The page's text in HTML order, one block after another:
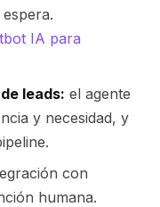
IA para
leads: el agente
y necesidad, y
con
humana.